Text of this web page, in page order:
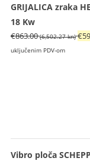
GRIJALICA zraka
18 Kw
€863.00 (6,502.27 kn) €
uključenim PDV-om
Vibro ploča